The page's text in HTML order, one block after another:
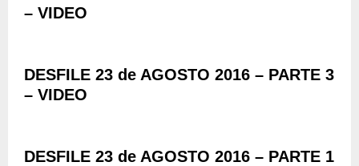
– VIDEO
DESFILE 23 de AGOSTO 2016 – PARTE 3
– VIDEO
DESFILE 23 de AGOSTO 2016 – PARTE 1